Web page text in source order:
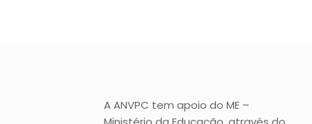
A ANVPC tem apoio do ME –